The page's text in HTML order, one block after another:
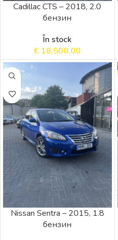
Cadillac CTS – 2018, 2.0
бензин
În stock
€ 18,500.00
Nissan Sentra – 2015, 1.8
бензин